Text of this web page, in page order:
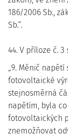
186/2006 Sb.,
Sb.“.
44. V příloze č.
„9. Měnič
fotovoltaické
stejnosměrná
napětím, byla
fotovoltaických
znemožňovat